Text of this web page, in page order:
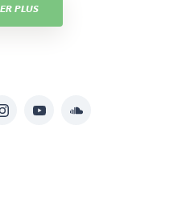
PLUS
InstagramYouTubeSoundcloud